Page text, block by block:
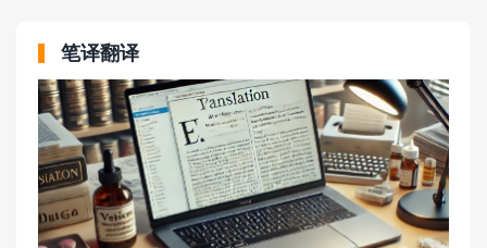
笔译翻译